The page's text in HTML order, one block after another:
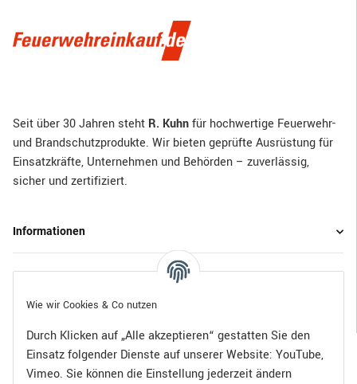
Wie wir Cookies & Co nutzen
Durch Klicken auf „Alle akzeptieren“ gestatten Sie den
Einsatz folgender Dienste auf unserer Website: YouTube,
Vimeo. Sie können die Einstellung jederzeit ändern
Seit über 30 Jahren steht R. Kuhnfür hochwertige Feuerwehr-
und Brandschutzprodukte. Wir bieten geprüfte Ausrüstung für
Einsatzkräfte, Unternehmen und Behörden – zuverlässig,
sicher und zertifiziert.
Informationen
Gesetzliche Informationen
Bezahlen Sie bequem per: